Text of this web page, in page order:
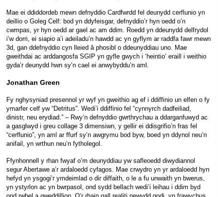
Mae ei ddiddordeb mewn defnyddio Cardfwrdd fel deunydd cerflunio yn
deillio o Goleg Celf: bod yn ddyfeisgar, defnyddio’r hyn oedd o’n
cwmpas, yr hyn oedd ar gael ac am ddim. Roedd yn ddeunydd delfrydol
i’w dorri, ei siapio a’i adeiladu’n hawdd ac yn gyflym ar raddfa fawr mewn
3d, gan ddefnyddio cyn lleied â phosibl o ddeunyddiau uno. Mae
gweithdai ac arddangosfa SGIP yn gyfle gwych i ‘heintio’ eraill i weithio
gyda’r deunydd hwn sy’n cael ei anwybyddu’n aml.
Jonathan Green
Fy nghysyniad presennol yr wyf yn gweithio ag ef i ddiffinio un elfen o fy
ymarfer celf yw “Detritus”. Wedi’i ddiffinio fel “cynnyrch dadfeiliad,
dinistr, neu erydiad.” – Rwy’n defnyddio gwrthrychau a ddarganfuwyd ac
a gasglwyd i greu collage 3 dimensiwn, y gellir ei ddisgrifio’n fras fel
“cerflunio”, yn aml ar ffurf sy’n awgrymu bod byw, boed yn ddynol neu’n
anifail, yn wrthun neu’n fytholegol.
Ffynhonnell y rhan fwyaf o’m deunyddiau yw safleoedd diwydiannol
segur Abertawe a’r ardaloedd cyfagos. Mae crwydro yn yr ardaloedd hyn
hefyd yn ysgogi’r ymdeimlad o dir diffaith, o le a fu unwaith yn bwerus,
yn ystyrlon ac yn bwrpasol, ond sydd bellach wedi’i leihau i ddim byd